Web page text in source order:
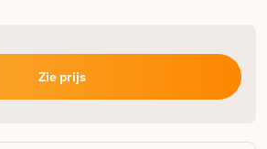
Zie prijs